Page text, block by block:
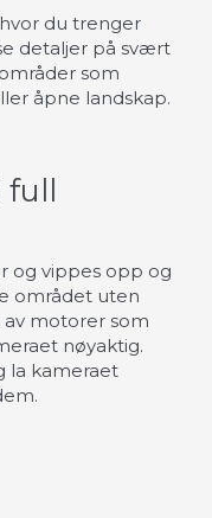
du trenger
detaljer på svært
som
åpne landskap.
og vippes opp og
området uten
av motorer som
nøyaktig.
la kameraet